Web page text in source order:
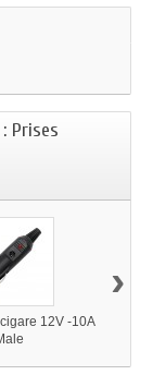
Prises
12V -10A
›